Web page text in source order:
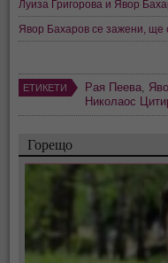
Луиза Григорова и Явор
Явор Бахаров се зажени, ще
ЕТИКЕТИ Рая Пеева
Николаос
Горещо